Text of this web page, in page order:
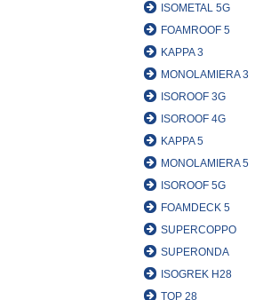
ISOMETAL 5G
FOAMROOF 5
KAPPA 3
MONOLAMIERA 3
ISOROOF 3G
ISOROOF 4G
KAPPA 5
MONOLAMIERA 5
ISOROOF 5G
FOAMDECK 5
SUPERCOPPO
SUPERONDA
ISOGREK H28
TOP 28